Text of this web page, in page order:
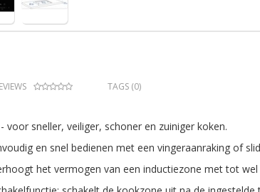
TAGS (0)
voor sneller, veiliger, schoner en zuiniger koken.
en snel bedienen met een vingeraanraking of
het vermogen van een inductiezone met tot wel